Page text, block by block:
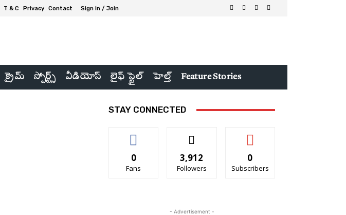
T & C Privacy Contact Sign in / Join
క్రైమ్ స్పోర్ట్స్ వీడియోస్ లైఫ్ స్టైల్ హెల్త్ Feature Stories
STAY CONNECTED
0
Fans
3,912
Followers
0
Subscribers
- Advertisement -